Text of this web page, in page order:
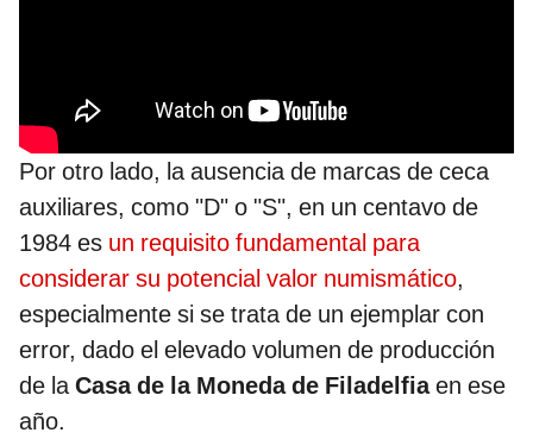
Por otro lado, la ausencia de marcas de ceca
auxiliares, como "D" o "S", en un centavo de
1984 es un requisito fundamental para
considerar su potencial valor numismático,
especialmente si se trata de un ejemplar con
error, dado el elevado volumen de producción
de laCasa de la Moneda de Filadelfiaen ese
año.